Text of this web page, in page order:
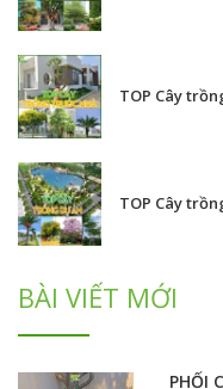
TOP Cây
TOP Cây
BÀI VIẾT MỚI
PHỐI